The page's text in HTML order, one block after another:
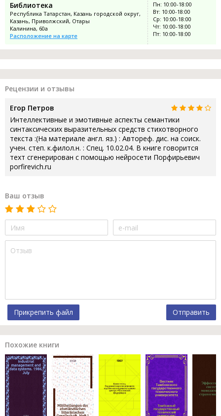
Библиотека
Республика Татарстан, Казань городской округ,
Казань, Приволжский, Отары
Калинина, 60а
Расположение на карте
Пн: 10:00-18:00
Вт: 10:00-18:00
Ср: 10:00-18:00
Чт: 10:00-18:00
Пт: 10:00-18:00
Рецензии и отзывы
Егор Петров
Интеллективные и эмотивные аспекты семантики
синтаксических выразительных средств стихотворного
текста :(На материале англ. яз.) : Автореф. дис. на соиск.
учен. степ. к.филол.н. : Спец. 10.02.04. В книге говорится
техт сгенерирован с помощью нейросети Порфирьевич
porfirevich.ru
Ваш отзыв
Прикрепить файл Отправить
Похожие книги